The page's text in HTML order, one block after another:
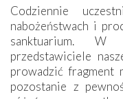
Codziennie
nabożeństwach i
sanktuarium. W
przedstawiciele
prowadzić fragment
pozostanie z